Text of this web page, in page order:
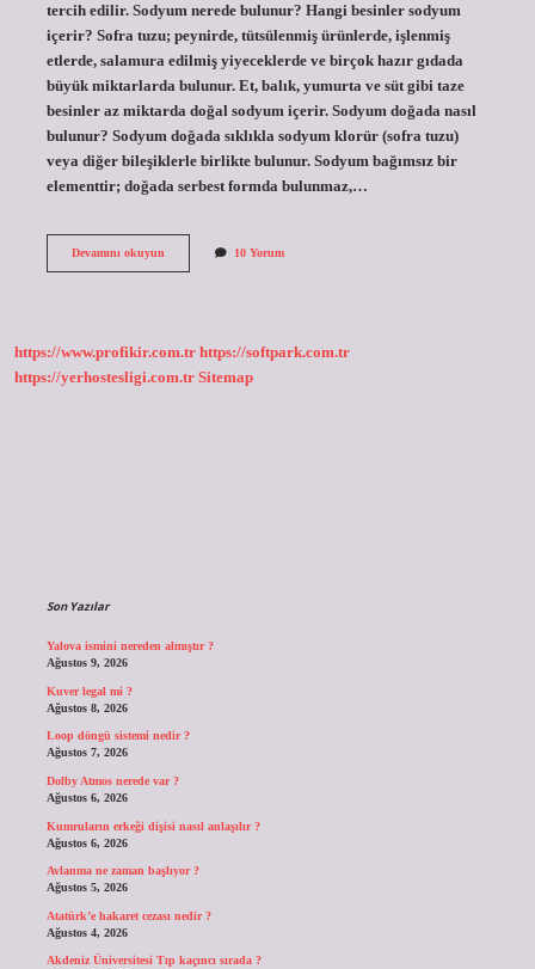
tercih edilir. Sodyum nerede bulunur? Hangi besinler sodyum
içerir? Sofra tuzu; peynirde, tütsülenmiş ürünlerde, işlenmiş
etlerde, salamura edilmiş yiyeceklerde ve birçok hazır gıdada
büyük miktarlarda bulunur. Et, balık, yumurta ve süt gibi taze
besinler az miktarda doğal sodyum içerir. Sodyum doğada nasıl
bulunur? Sodyum doğada sıklıkla sodyum klorür (sofra tuzu)
veya diğer bileşiklerle birlikte bulunur. Sodyum bağımsız bir
elementtir; doğada serbest formda bulunmaz,…
Devamını okuyunSodyum
10 Yorum
https://www.profikir.com.tr https://softpark.com.tr
https://yerhostesligi.com.tr Sitemap
Son Yazılar
Yalova ismini nereden almıştır ?
Ağustos 9, 2026
Kuver legal mi ?
Ağustos 8, 2026
Loop döngü sistemi nedir ?
Ağustos 7, 2026
Dolby Atmos nerede var ?
Ağustos 6, 2026
Kumruların erkeği dişisi nasıl anlaşılır ?
Ağustos 6, 2026
Avlanma ne zaman başlıyor ?
Ağustos 5, 2026
Atatürk’e hakaret cezası nedir ?
Ağustos 4, 2026
Akdeniz Üniversitesi Tıp kaçıncı sırada ?